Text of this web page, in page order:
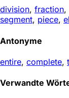
division, fraction,
segment, piece,
Antonyme
entire, complete,
Verwandte